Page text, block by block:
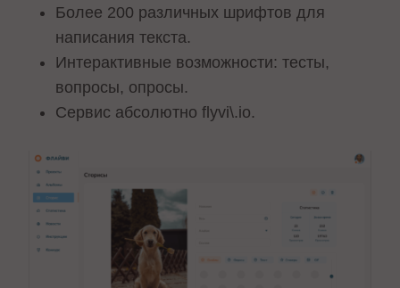
Более 200 различных шрифтов для
написания текста.
Интерактивные возможности: тесты,
вопросы, опросы.
Сервис абсолютно flyvi\.io.